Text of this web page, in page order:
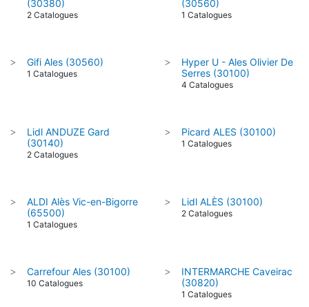
(30380)
2 Catalogues
(30560)
1 Catalogues
> Gifi Ales (30560)
1 Catalogues
>
Hyper U - Ales Olivier De
Serres (30100)
4 Catalogues
>
Lidl ANDUZE Gard
(30140)
2 Catalogues
> Picard ALES (30100)
1 Catalogues
>
ALDI Alès Vic-en-Bigorre
(65500)
1 Catalogues
> Lidl ALÈS (30100)
2 Catalogues
> Carrefour Ales (30100)
10 Catalogues
>
INTERMARCHE Caveirac
(30820)
1 Catalogues